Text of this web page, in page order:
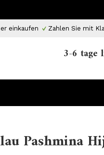
einkaufen Zahlen Sie mit
3-6
Pashmina